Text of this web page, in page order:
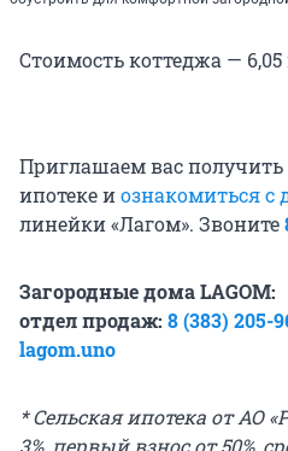
Стоимость коттеджа —
Приглашаем вас
ипотеке иознакомиться с
линейки «Лагом». Звоните
Загородные дома LAGOM:
отдел продаж: 8 (383) 205-
lagom.uno
* Сельская ипотека от АО
3%, первый взнос от 50%,